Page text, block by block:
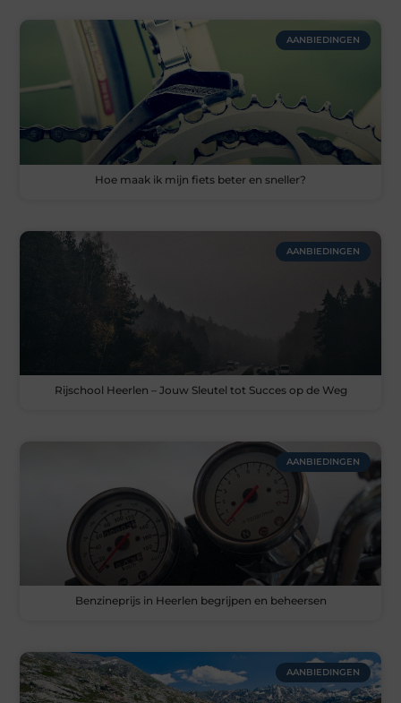
AANBIEDINGEN
Hoe maak ik mijn fiets beter en sneller?
AANBIEDINGEN
Rijschool Heerlen – Jouw Sleutel tot Succes op de Weg
AANBIEDINGEN
Benzineprijs in Heerlen begrijpen en beheersen
AANBIEDINGEN